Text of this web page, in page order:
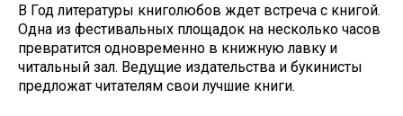
В Год литературы книголюбов ждет встреча с книгой.
Одна из фестивальных площадок на несколько часов
превратится одновременно в книжную лавку и
читальный зал. Ведущие издательства и букинисты
предложат читателям свои лучшие книги.